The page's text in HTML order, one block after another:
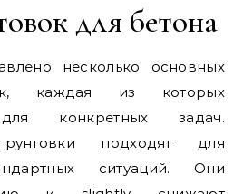
для бетона
несколько основных
каждая из которых
для конкретных задач.
подходят для
ситуаций. Они